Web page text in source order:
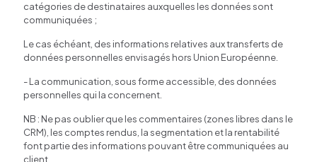
catégories de destinataires auxquelles les données sont
communiquées ;
Le cas échéant, des informations relatives aux transferts de
données personnelles envisagés hors Union Européenne.
- La communication, sous forme accessible, des données
personnelles qui la concernent.
NB : Ne pas oublier que les commentaires (zones libres dans le
CRM), les comptes rendus, la segmentation et la rentabilité
font partie des informations pouvant être communiquées au
client.